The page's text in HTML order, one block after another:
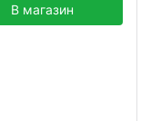
В магазин